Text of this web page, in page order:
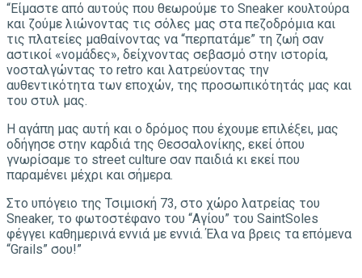
“Είμαστε από αυτούς που θεωρούμε το Sneaker κουλτούρα
και ζούμε λιώνοντας τις σόλες μας στα πεζοδρόμια και
τις πλατείες μαθαίνοντας να “περπατάμε” τη ζωή σαν
αστικοί «νομάδες», δείχνοντας σεβασμό στην ιστορία,
νοσταλγώντας το retro και λατρεύοντας την
αυθεντικότητα των εποχών, της προσωπικότητάς μας και
του στυλ μας.
Η αγάπη μας αυτή και ο δρόμος που έχουμε επιλέξει, μας
οδήγησε στην καρδιά της Θεσσαλονίκης, εκεί όπου
γνωρίσαμε το street culture σαν παιδιά κι εκεί που
παραμένει μέχρι και σήμερα.
Στο υπόγειο της Τσιμισκή 73, στο χώρο λατρείας του
Sneaker, το φωτοστέφανο του “Αγίου” του SaintSoles
φέγγει καθημερινά εννιά με εννιά. Έλα να βρεις τα επόμενα
“Grails” σου!”